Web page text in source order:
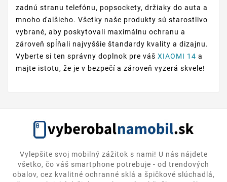
zadnú stranu telefónu, popsockety, držiaky do auta a
mnoho ďalšieho. Všetky naše produkty sú starostlivo
vybrané, aby poskytovali maximálnu ochranu a
zároveň spĺňali najvyššie štandardy kvality a dizajnu.
Vyberte si ten správny doplnok pre váš XIAOMI 14 a
majte istotu, že je v bezpečí a zároveň vyzerá skvele!
Vylepšite svoj mobilný zážitok s nami! U nás nájdete
všetko, čo váš smartphone potrebuje - od trendových
obalov, cez kvalitné ochranné sklá a špičkové slúchadlá,